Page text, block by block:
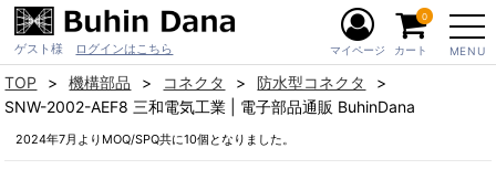
ゲスト様 ログインはこちら MENU
マイページ カート
0
TOP 機構部品 コネクタ
防水型コネクタ
SNW-2002-AEF8 三和電気工業 | 電子部品通販 BuhinDana
2024年7月よりMOQ/SPQ共に10個となりました。